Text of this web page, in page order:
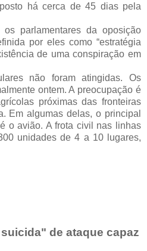
há cerca de 45 dias pela
parlamentares da oposição
por eles como “estratégia
de uma conspiração em
não foram atingidas. Os
ontem. A preocupação é
próximas das fronteiras
Em algumas delas, o principal
o avião. A frota civil nas linhas
unidades de 4 a 10 lugares,
de ataque capaz